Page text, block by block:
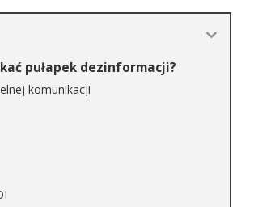
pułapek dezinformacji?
komunikacji